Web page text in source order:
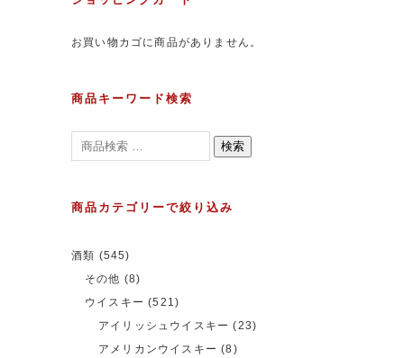
お買い物カゴに商品がありません。
商品キーワード検索
検索
商品カテゴリーで絞り込み
酒類 (545)
その他 (8)
ウイスキー (521)
アイリッシュウイスキー (23)
アメリカンウイスキー (8)